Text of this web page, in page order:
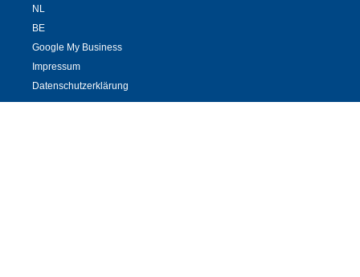
NL
BE
Google My Business
Impressum
Datenschutzerklärung